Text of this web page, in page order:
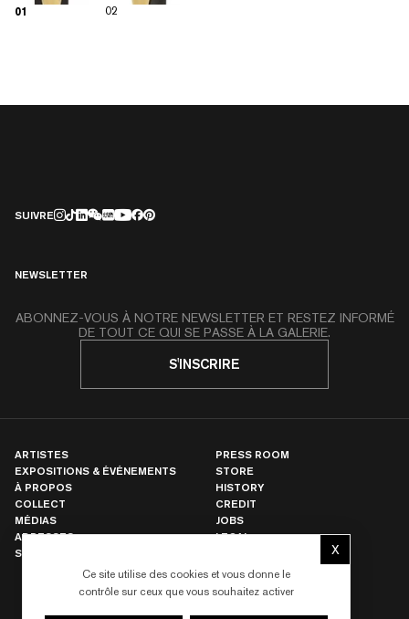
Ce site utilise des cookies et vous donne le
contrôle sur ceux que vous souhaitez activer
XMasquer le
01 02
SUIVRE
NEWSLETTER
ABONNEZ-VOUS À NOTRE NEWSLETTER ET RESTEZ INFORMÉ
DE TOUT CE QUI SE PASSE À LA GALERIE.
S'INSCRIRE
NEW YORK
ARTISTES
EXPOSITIONS & ÉVÉNEMENTS
À PROPOS
COLLECT
MÉDIAS
ADRESSES
STORE
PRESS ROOM
STORE
HISTORY
CREDIT
JOBS
LEGAL
GESTION DES COOKIES